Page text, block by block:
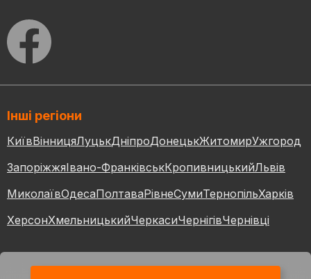
Інші регіони
КиївВінницяЛуцькДніпроДонецькЖитомирУжгород
ЗапоріжжяІвано-ФранківськКропивницькийЛьвів
МиколаївОдесаПолтаваРівнеСумиТернопільХарків
ХерсонХмельницькийЧеркасиЧернігівЧернівці